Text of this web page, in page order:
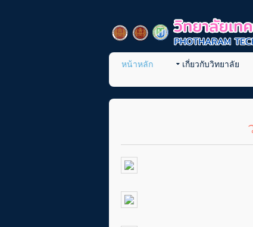
หน้าหลัก เกี่ยวกับวิทยาลัย